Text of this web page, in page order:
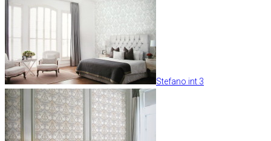
Stefano int 3